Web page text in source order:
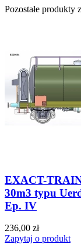
Pozostałe produkty
EXACT-
30m3 typu
Ep. IV
236,00 zł
Zapytaj o produkt